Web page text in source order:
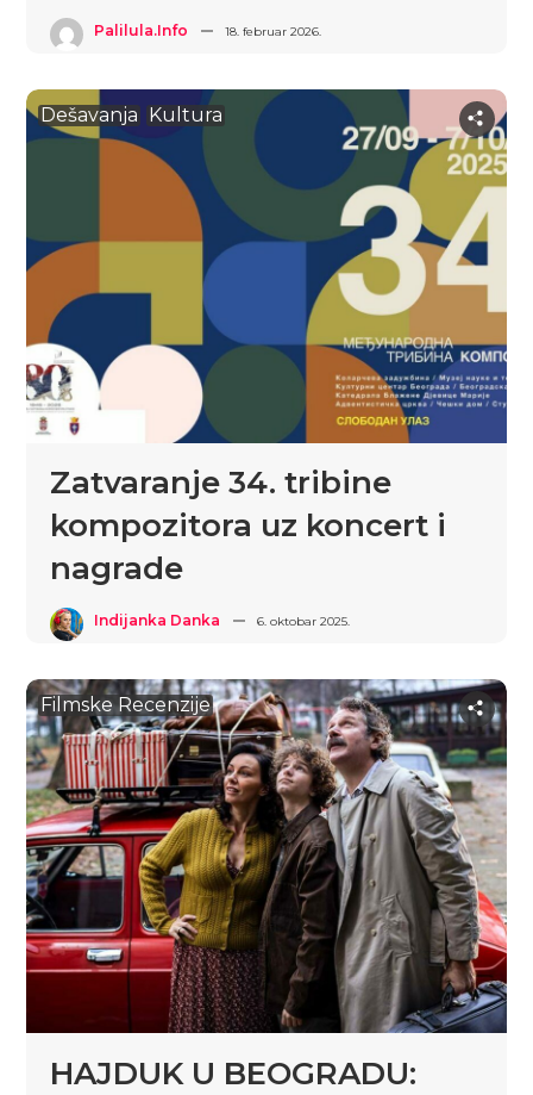
Palilula.info 18. februar 2026.
Dešavanja Kultura
Zatvaranje 34. tribine
kompozitora uz koncert i
nagrade
Indijanka Danka 6. oktobar 2025.
Filmske Recenzije
HAJDUK U BEOGRADU: